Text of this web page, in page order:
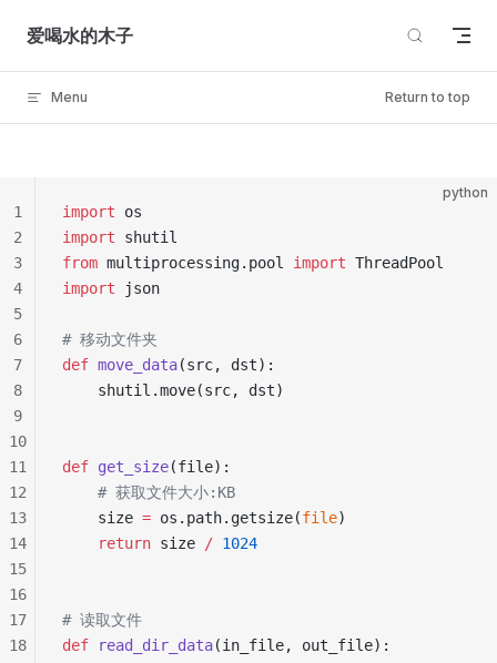
Skip to content
爱喝水的木子
Menu Return to top
python
import os
import shutil
from multiprocessing.pool import ThreadPool
import json
# 移动文件夹
def move_data(src, dst):
    shutil.move(src, dst)
def get_size(file):
    # 获取文件大小:KB
    size
= os.path.getsize(file)
    return
size / 1024
# 读取文件
def read_dir_data(in_file, out_file):
1
2
3
4
5
6
7
8
9
10
11
12
13
14
15
16
17
18